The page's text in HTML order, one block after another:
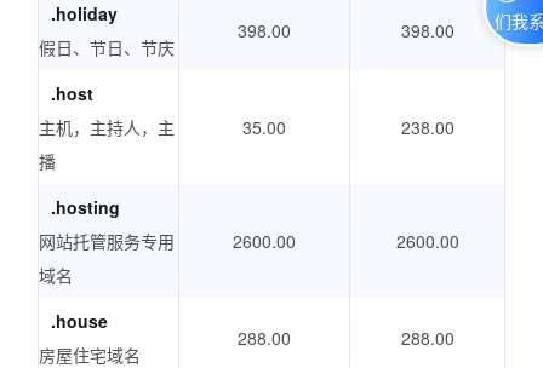
.holiday
假日、节日、节庆
398.00 398.00
.host
主机，主持人，主
播
35.00 238.00
.hosting
网站托管服务专用
域名
2600.00 2600.00
.house
房屋住宅域名
288.00 288.00
联系我们